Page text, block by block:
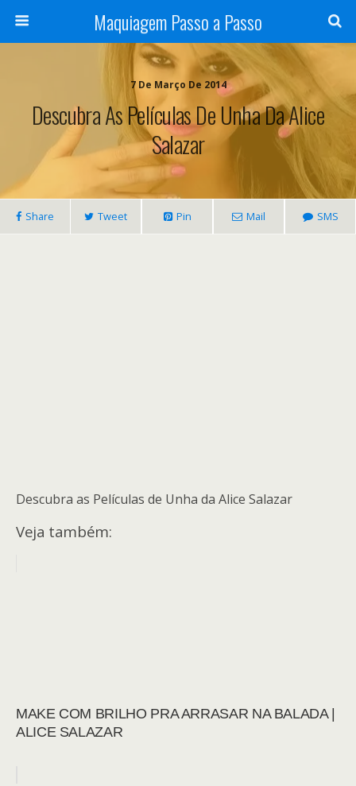
Maquiagem Passo a Passo
7 De Março De 2014
Descubra As Películas De Unha Da Alice
Salazar
Share Tweet Pin Mail SMS
Descubra as Películas de Unha da Alice Salazar
Veja também:
MAKE COM BRILHO PRA ARRASAR NA BALADA |
ALICE SALAZAR